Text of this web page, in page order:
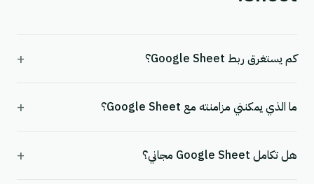
كم يستغرق ربط Google Sheet؟ +
ما الذي يمكنني مزامنته مع Google Sheet؟ +
هل تكامل Google Sheet مجاني؟ +